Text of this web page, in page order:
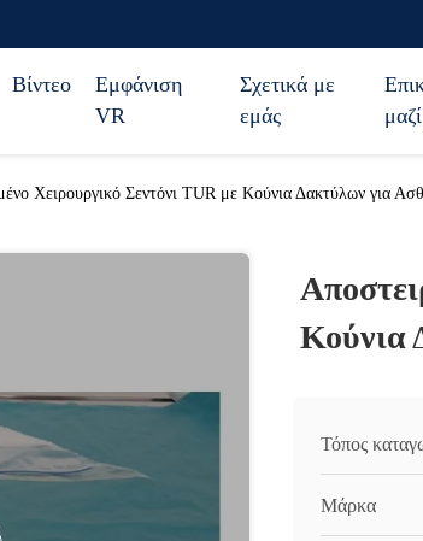
Βίντεο
Εμφάνιση
VR
Σχετικά με
εμάς
Χειρουργικό Σεντόνι TUR με Κούνια Δακτύλων για
Κούνια
Τόπος
Μάρκα